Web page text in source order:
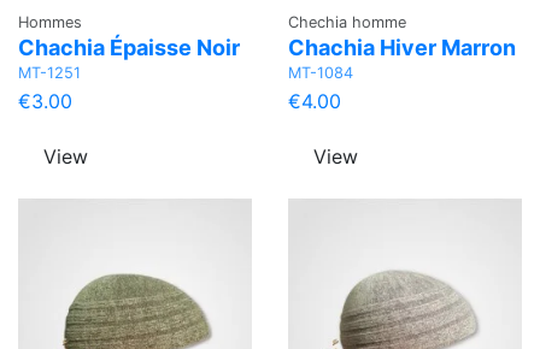
Hommes
Chachia Épaisse Noir
MT-1251
€3.00
View
Chechia homme
Chachia Hiver Marron
MT-1084
€4.00
View